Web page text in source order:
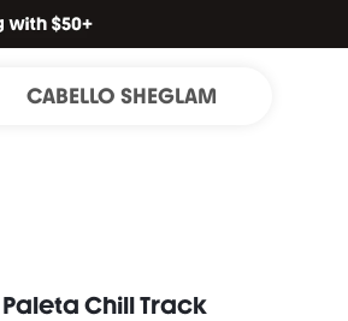
CABELLO SHEGLAM
Paleta Chill Track